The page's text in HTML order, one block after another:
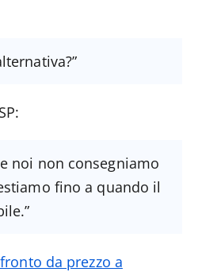
noi non consegniamo
fino a quando il
da prezzo a